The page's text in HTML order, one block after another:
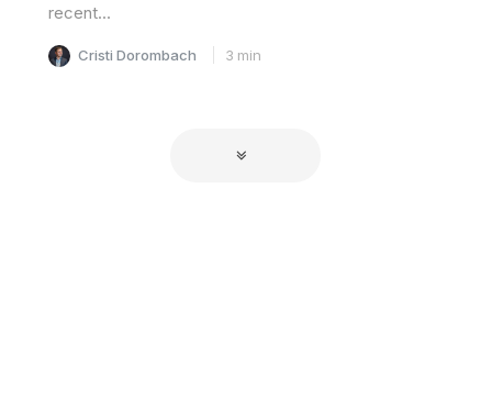
recent...
Cristi Dorombach 3 min